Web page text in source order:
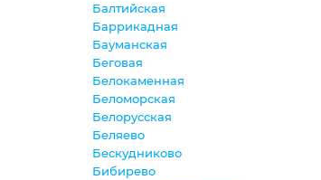
Балтийская
Баррикадная
Бауманская
Беговая
Белокаменная
Беломорская
Белорусская
Беляево
Бескудниково
Бибирево